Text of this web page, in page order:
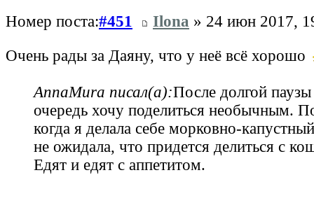
Номер поста:#451 Ilona » 24 июн 2017,
Очень рады за Даяну, что у неё всё хорошо
AnnaMura писал(а):После долгой
очередь хочу поделиться необычным.
когда я делала себе морковно-
не ожидала, что придется делиться с
Едят и едят с аппетитом.